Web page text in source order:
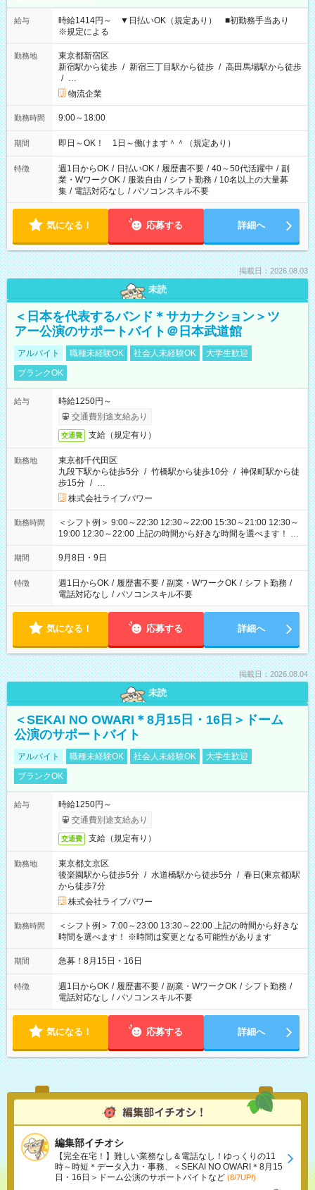
給与
時給1414円～ ▼日払いOK（規定あり） ■初勤務手当あり
※規定による
勤務地
東京都新宿区
新宿駅から徒歩 / 新宿三丁目駅から徒歩 / 高田馬場駅から徒歩
/ …
物流企業
勤務時間 9:00～18:00
期間 即日～OK！ 1日～働けます＾＾（規定あり）
特徴 週1日からOK / 日払いOK / 履歴書不要 / 40～50代活躍中 / 副
業・WワークOK / 服装自由 / シフト勤務 / 10名以上の大量募
集 / 電話対応なし / パソコンスキル不要
気になる！ 応募する 詳細へ
掲載日：2026.08.03
未読
＜日本を代表するバンド＊サカナクション＞ツ
アー公演のサポートバイト＠日本武道館
アルバイト 職種未経験OK 社会人未経験OK
大学生歓迎
ブランクOK
給与
時給1250円～
交通費別途支給あり
交通費 支給（規定有り）
勤務地
東京都千代田区
九段下駅から徒歩5分 / 竹橋駅から徒歩10分 / 神保町駅から徒
歩15分 / …
株式会社ライブパワー
勤務時間
＜シフト例＞ 9:00～22:30 12:30～22:00 15:30～21:00 12:30～
19:00 12:30～22:00 上記の時間から好きな時間を選べます！ ※
時間は変更となる可能性があります
期間 9月8日・9日
特徴 週1日からOK / 履歴書不要 / 副業・WワークOK / シフト勤務 /
電話対応なし / パソコンスキル不要
気になる！ 応募する 詳細へ
掲載日：2026.08.04
未読
＜SEKAI NO OWARI＊8月15日・16日＞ドーム
公演のサポートバイト
アルバイト 職種未経験OK 社会人未経験OK
大学生歓迎
ブランクOK
給与
時給1250円～
交通費別途支給あり
交通費 支給（規定有り）
勤務地
東京都文京区
後楽園駅から徒歩5分 / 水道橋駅から徒歩5分 / 春日(東京都)駅
から徒歩7分
株式会社ライブパワー
勤務時間
＜シフト例＞ 7:00～23:00 13:30～22:00 上記の時間から好きな
時間を選べます！ ※時間は変更となる可能性があります
期間 急募！8月15日・16日
特徴 週1日からOK / 履歴書不要 / 副業・WワークOK / シフト勤務 /
電話対応なし / パソコンスキル不要
気になる！ 応募する 詳細へ
編集部イチオシ
【完全在宅！】難しい業務なし＆電話なし！ゆっくりの11
時～時短＊データ入力・事務、＜SEKAI NO OWARI＊8月15
日・16日＞ドーム公演のサポートバイトなど (8/7UP!)